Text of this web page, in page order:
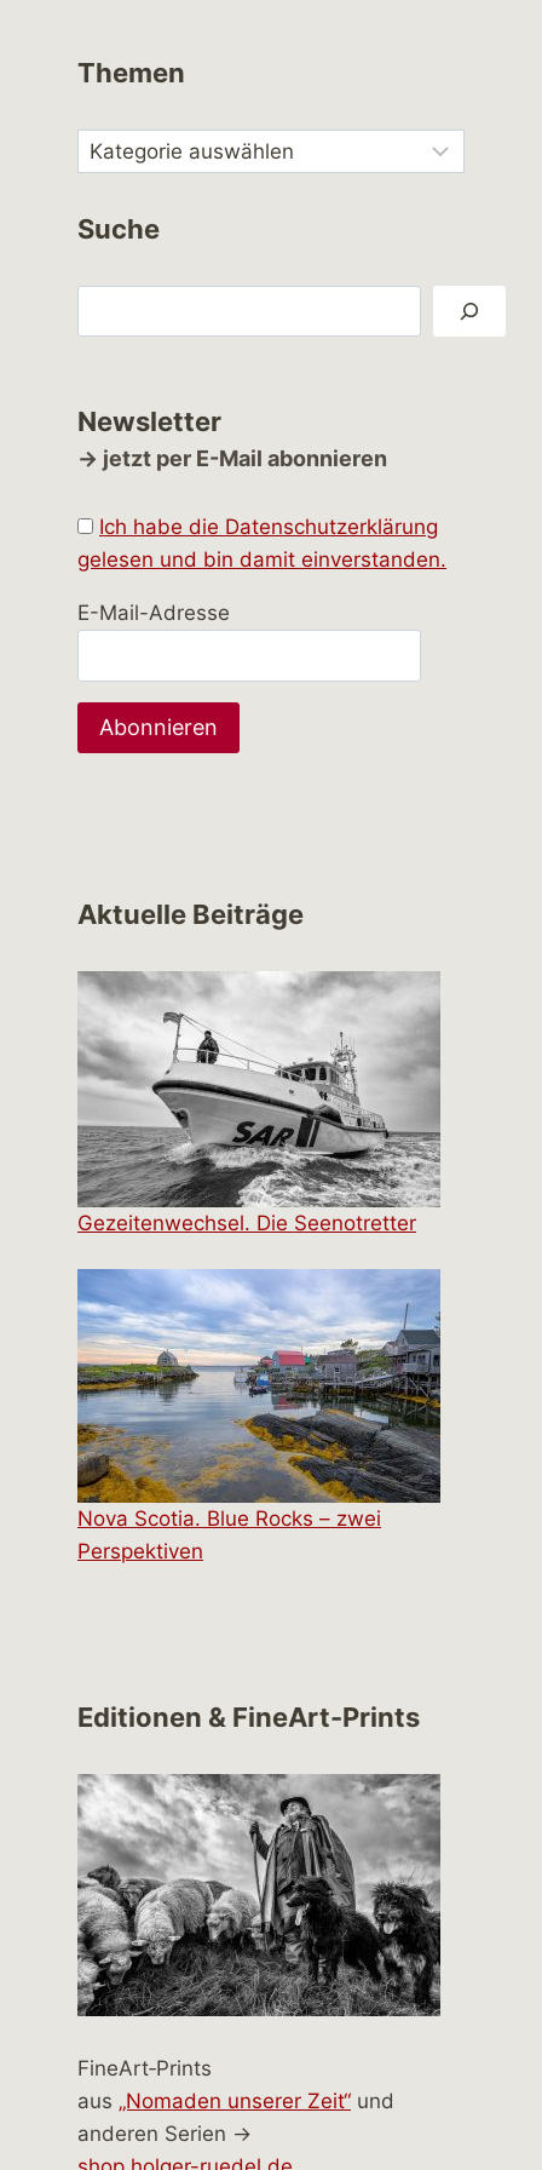
Themen
Suche
Newsletter
→ jetzt per E-Mail abonnieren
Ich habe die Datenschutzerklärung
gelesen und bin damit einverstanden.
E-Mail-Adresse
Aktuelle Beiträge
Gezeitenwechsel. Die Seenotretter
Nova Scotia. Blue Rocks – zwei
Perspektiven
Editionen & FineArt-Prints
FineArt‑Prints
aus „Nomaden unserer Zeit“ und
anderen Serien →